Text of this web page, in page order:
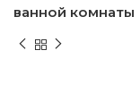
ванной комнаты